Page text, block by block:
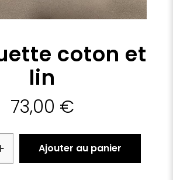
coton et
lin
73,00 €
Ajouter au panier